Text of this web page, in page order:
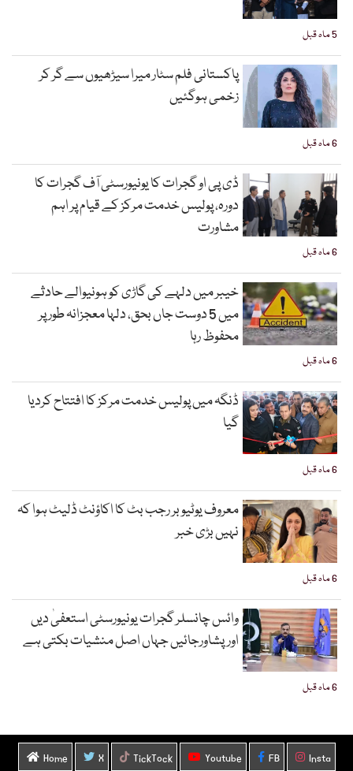
5 ماہ قبل
6 ماہ قبل
پاکستانی فلم سٹار میرا سیڑھیوں سے گر کر
زخمی ہوگئیں
6 ماہ قبل
ڈی پی او گجرات کا یونیورسٹی آف گجرات کا
دورہ، پولیس خدمت مرکز کے قیام پر اہم
مشاورت
6 ماہ قبل
خیبر میں دلہے کی گاڑی کو ہونیوالے حادثے
میں 5 دوست جاں بحق، دلہا معجزانہ طور پر
محفوظ رہا
6 ماہ قبل
ڈنگہ میں پولیس خدمت مرکز کا افتتاح کردیا
گیا
6 ماہ قبل
معروف یوٹیوبر رجب بٹ کا اکاؤنٹ ڈلیٹ ہوا کہ
نہیں بڑی خبر
6 ماہ قبل
وائس چانسلر گجرات یونیورسٹی استعفیٰ دیں
اورپشاورجائیں جہاں اصل منشیات بکتی ہے
Home X TickTock Youtube FB Insta